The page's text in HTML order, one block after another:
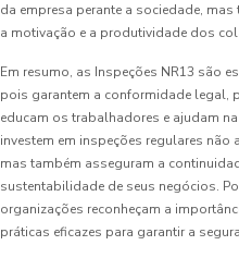
da empresa perante a sociedade,
a motivação e a produtividade dos
Em resumo, as Inspeções NR13 são
pois garantem a conformidade legal,
educam os trabalhadores e ajudam
investem em inspeções regulares
mas também asseguram a
sustentabilidade de seus negócios.
organizações reconheçam a
práticas eficazes para garantir a